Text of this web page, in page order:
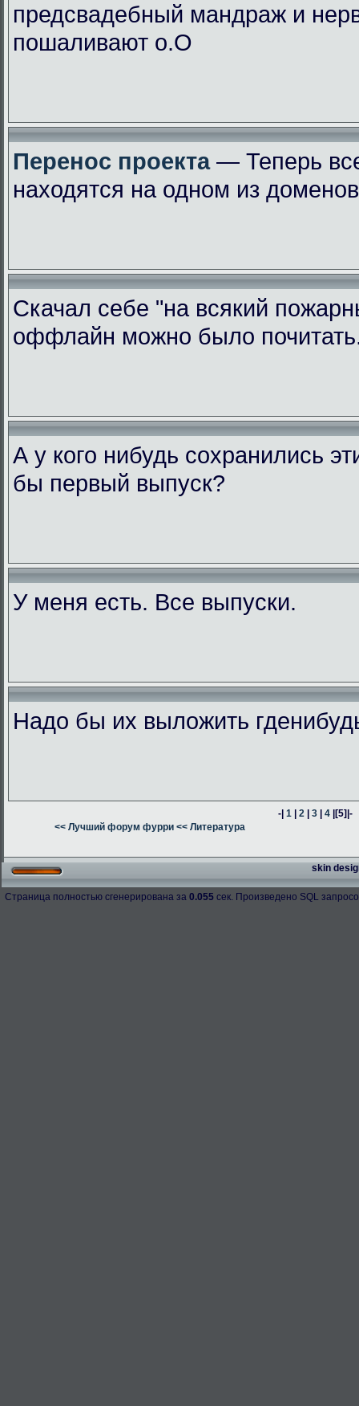
предсвадебный мандраж и
пошаливают о.О
Перенос проекта— Теперь
находятся на одном из
Скачал себе "на всякий
оффлайн можно было
А у кого нибудь сохранились
бы первый выпуск?
У меня есть. Все выпуски.
Надо бы их выложить
-|1 |2 |3 |4 |[5]|-
<< Лучший форум фурри << Литература
skin
Страница полностью сгенерирована за 0.055 сек. Произведено SQL